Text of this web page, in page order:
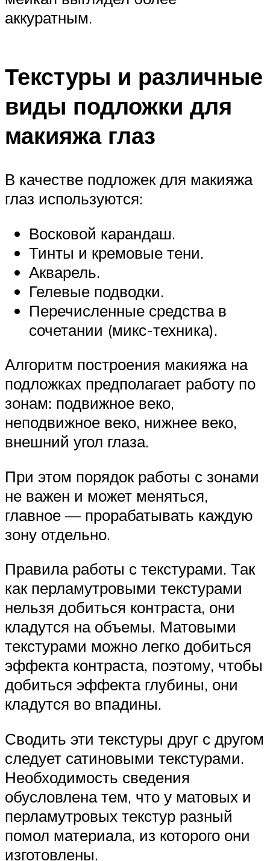
аккуратным.
Текстуры и различные
виды подложки для
макияжа глаз
В качестве подложек для макияжа
глаз используются:
Восковой карандаш.
Тинты и кремовые тени.
Акварель.
Гелевые подводки.
Перечисленные средства в
сочетании (микс-техника).
Алгоритм построения макияжа на
подложках предполагает работу по
зонам: подвижное веко,
неподвижное веко, нижнее веко,
внешний угол глаза.
При этом порядок работы с зонами
не важен и может меняться,
главное — прорабатывать каждую
зону отдельно.
Правила работы с текстурами. Так
как перламутровыми текстурами
нельзя добиться контраста, они
кладутся на объемы. Матовыми
текстурами можно легко добиться
эффекта контраста, поэтому, чтобы
добиться эффекта глубины, они
кладутся во впадины.
Сводить эти текстуры друг с другом
следует сатиновыми текстурами.
Необходимость сведения
обусловлена тем, что у матовых и
перламутровых текстур разный
помол материала, из которого они
изготовлены.